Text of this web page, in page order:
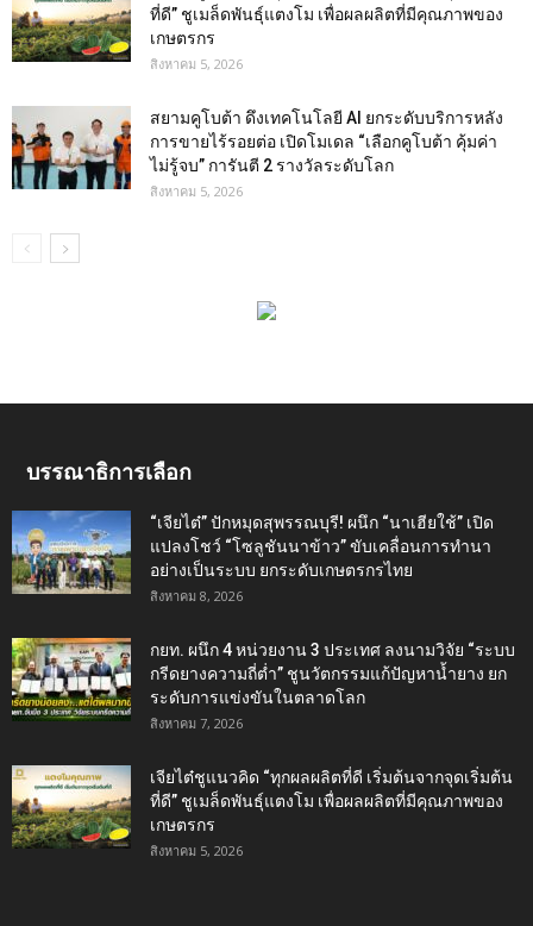
ที่ดี” ชูเมล็ดพันธุ์แตงโม เพื่อผลผลิตที่มีคุณภาพของ
เกษตรกร
สิงหาคม 5, 2026
สยามคูโบต้า ดึงเทคโนโลยี AI ยกระดับบริการหลัง
การขายไร้รอยต่อ เปิดโมเดล “เลือกคูโบต้า คุ้มค่า
ไม่รู้จบ” การันตี 2 รางวัลระดับโลก
สิงหาคม 5, 2026
บรรณาธิการเลือก
“เจียไต๋” ปักหมุดสุพรรณบุรี! ผนึก “นาเฮียใช้” เปิด
แปลงโชว์ “โซลูชันนาข้าว” ขับเคลื่อนการทำนา
อย่างเป็นระบบ ยกระดับเกษตรกรไทย
สิงหาคม 8, 2026
กยท. ผนึก 4 หน่วยงาน 3 ประเทศ ลงนามวิจัย “ระบบ
กรีดยางความถี่ต่ำ” ชูนวัตกรรมแก้ปัญหาน้ำยาง ยก
ระดับการแข่งขันในตลาดโลก
สิงหาคม 7, 2026
เจียไต๋ชูแนวคิด “ทุกผลผลิตที่ดี เริ่มต้นจากจุดเริ่มต้น
ที่ดี” ชูเมล็ดพันธุ์แตงโม เพื่อผลผลิตที่มีคุณภาพของ
เกษตรกร
สิงหาคม 5, 2026